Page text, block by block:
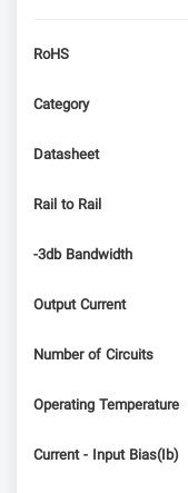
RoHS
Category
Datasheet
Rail to Rail
-3db Bandwidth
Output Current
Number of Circuits
Operating Temperature
Current - Input Bias(Ib)